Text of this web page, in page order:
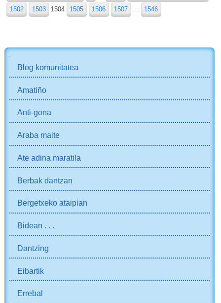
1502 1503 1504 1505 1506 1507 ... 1546
Blog komunitatea
Amatiño
Anti-gona
Araba maite
Ate adina maratila
Berbak dantzan
Bergetxeko ataipian
Bidean . . .
Dantzing
Eibartik
Errebal